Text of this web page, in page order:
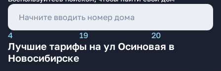
4 19 20
Лучшие тарифы на ул Осиновая в
Новосибирске